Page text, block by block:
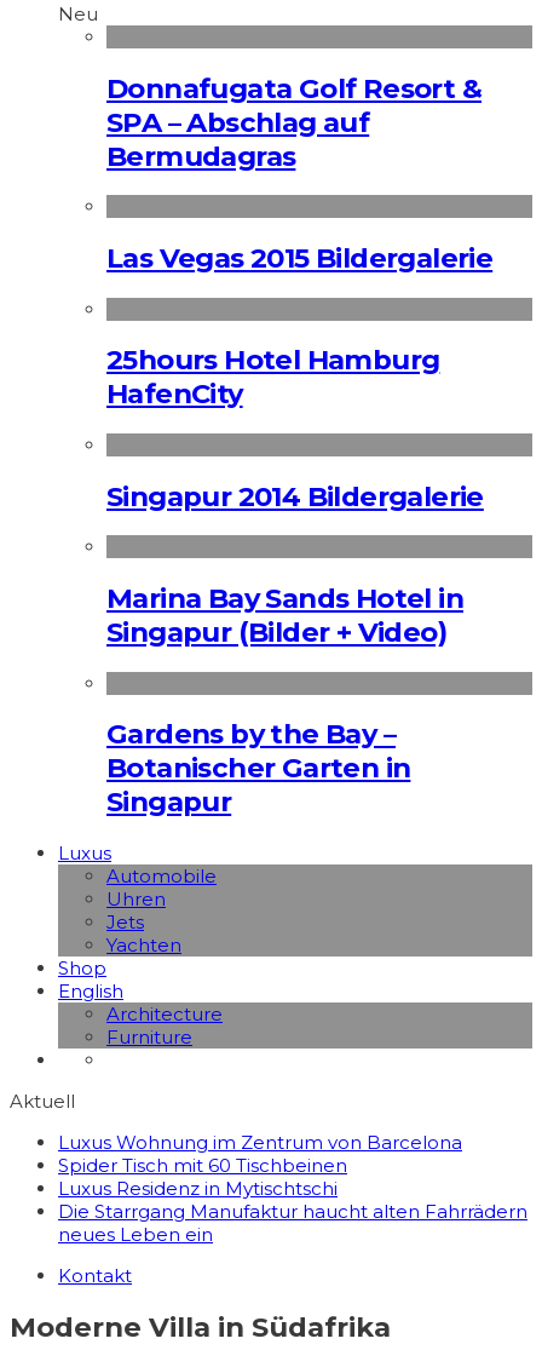
Neu
Donnafugata Golf Resort &
SPA – Abschlag auf
Bermudagras
Las Vegas 2015 Bildergalerie
25hours Hotel Hamburg
HafenCity
Singapur 2014 Bildergalerie
Marina Bay Sands Hotel in
Singapur (Bilder + Video)
Gardens by the Bay –
Botanischer Garten in
Singapur
Luxus
Automobile
Uhren
Jets
Yachten
Shop
English
Architecture
Furniture
Aktuell
Luxus Wohnung im Zentrum von Barcelona
Spider Tisch mit 60 Tischbeinen
Luxus Residenz in Mytischtschi
Die Starrgang Manufaktur haucht alten Fahrrädern
neues Leben ein
Kontakt
Moderne Villa in Südafrika